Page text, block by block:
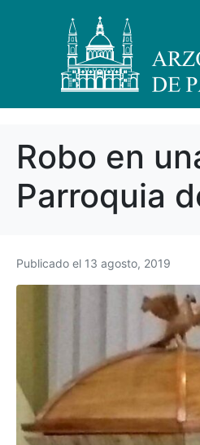
Robo en
Parroquia
Publicado el 13 agosto, 2019